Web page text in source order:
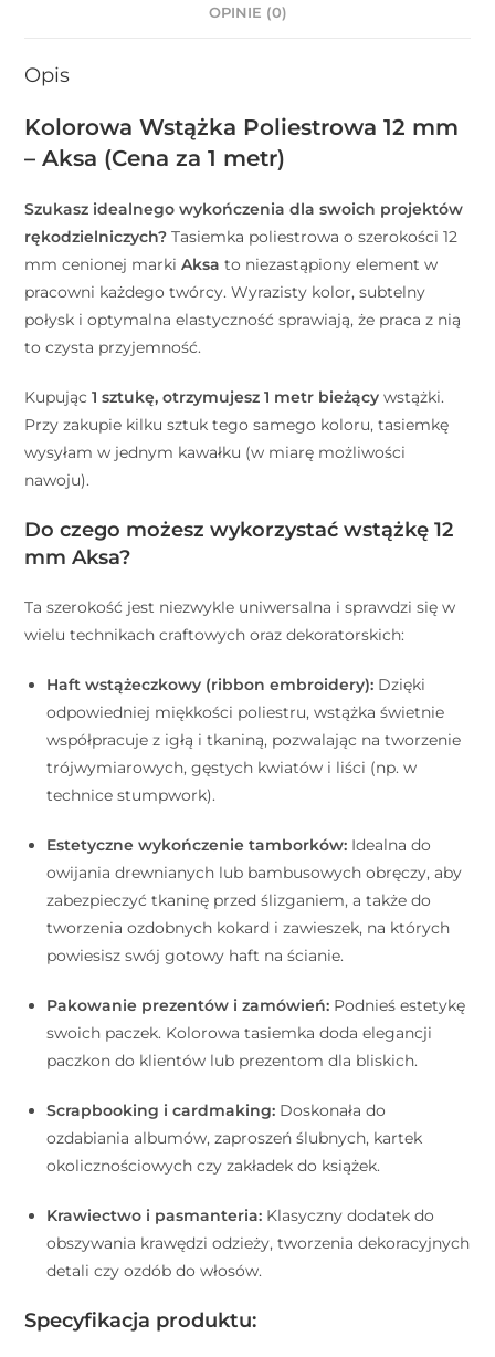
OPINIE (0)
Opis
Kolorowa Wstążka Poliestrowa 12 mm
– Aksa (Cena za 1 metr)
Szukasz idealnego wykończenia dla swoich projektów
rękodzielniczych? Tasiemka poliestrowa o szerokości 12
mm cenionej markiAksa to niezastąpiony element w
pracowni każdego twórcy. Wyrazisty kolor, subtelny
połysk i optymalna elastyczność sprawiają, że praca z nią
to czysta przyjemność.
Kupując1 sztukę, otrzymujesz 1 metr bieżący wstążki.
Przy zakupie kilku sztuk tego samego koloru, tasiemkę
wysyłam w jednym kawałku (w miarę możliwości
nawoju).
Do czego możesz wykorzystać wstążkę 12
mm Aksa?
Ta szerokość jest niezwykle uniwersalna i sprawdzi się w
wielu technikach craftowych oraz dekoratorskich:
Haft wstążeczkowy (ribbon embroidery): Dzięki
odpowiedniej miękkości poliestru, wstążka świetnie
współpracuje z igłą i tkaniną, pozwalając na tworzenie
trójwymiarowych, gęstych kwiatów i liści (np. w
technice stumpwork).
Estetyczne wykończenie tamborków: Idealna do
owijania drewnianych lub bambusowych obręczy, aby
zabezpieczyć tkaninę przed ślizganiem, a także do
tworzenia ozdobnych kokard i zawieszek, na których
powiesisz swój gotowy haft na ścianie.
Pakowanie prezentów i zamówień: Podnieś estetykę
swoich paczek. Kolorowa tasiemka doda elegancji
paczkon do klientów lub prezentom dla bliskich.
Scrapbooking i cardmaking: Doskonała do
ozdabiania albumów, zaproszeń ślubnych, kartek
okolicznościowych czy zakładek do książek.
Krawiectwo i pasmanteria: Klasyczny dodatek do
obszywania krawędzi odzieży, tworzenia dekoracyjnych
detali czy ozdób do włosów.
Specyfikacja produktu: